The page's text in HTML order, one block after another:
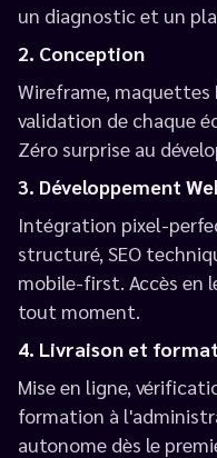
un diagnostic et un
2. Conception
Wireframe, maquettes
validation de chaque
Zéro surprise au
3. Développement
Intégration pixel-
structuré, SEO
mobile-first. Accès en
tout moment.
4. Livraison et
Mise en ligne,
formation à
autonome dès le